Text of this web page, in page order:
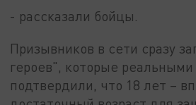
- рассказали бойцы.
Призывников в сети сразу
героев", которые
подтвердили, что 18 лет –